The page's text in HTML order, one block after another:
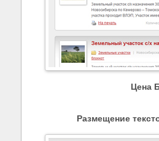
Цена
Размещение